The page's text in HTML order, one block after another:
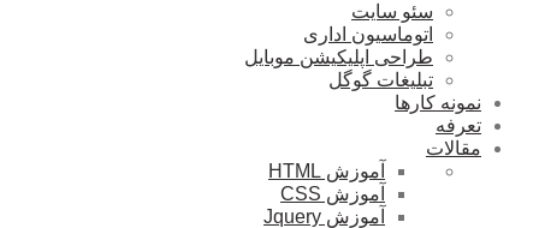
سئو سایت
اتوماسیون اداری
طراحی اپلیکیشن موبایل
تبلیغات گوگل
نمونه کارها
تعرفه
مقالات
آموزش HTML
آموزش CSS
آموزش Jquery